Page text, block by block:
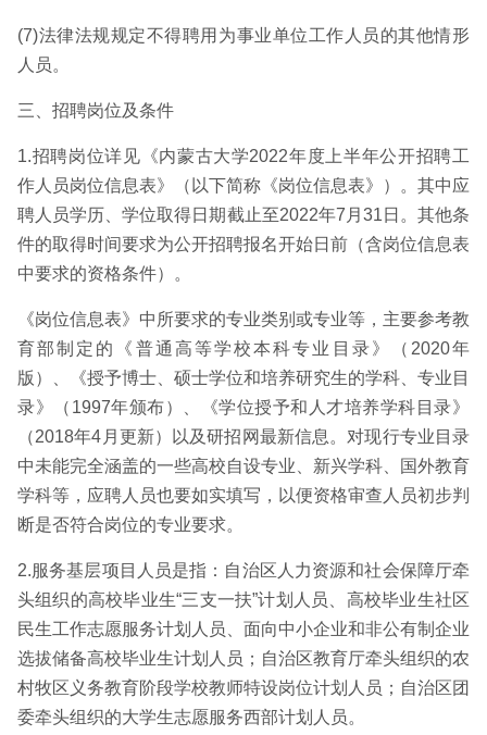
(7)法律法规规定不得聘用为事业单位工作人员的其他情形
人员。
三、招聘岗位及条件
1.招聘岗位详见《内蒙古大学2022年度上半年公开招聘工
作人员岗位信息表》（以下简称《岗位信息表》）。其中应
聘人员学历、学位取得日期截止至2022年7月31日。其他条
件的取得时间要求为公开招聘报名开始日前（含岗位信息表
中要求的资格条件）。
《岗位信息表》中所要求的专业类别或专业等，主要参考教
育部制定的《普通高等学校本科专业目录》（2020年
版）、《授予博士、硕士学位和培养研究生的学科、专业目
录》（1997年颁布）、《学位授予和人才培养学科目录》
（2018年4月更新）以及研招网最新信息。对现行专业目录
中未能完全涵盖的一些高校自设专业、新兴学科、国外教育
学科等，应聘人员也要如实填写，以便资格审查人员初步判
断是否符合岗位的专业要求。
2.服务基层项目人员是指：自治区人力资源和社会保障厅牵
头组织的高校毕业生“三支一扶”计划人员、高校毕业生社区
民生工作志愿服务计划人员、面向中小企业和非公有制企业
选拔储备高校毕业生计划人员；自治区教育厅牵头组织的农
村牧区义务教育阶段学校教师特设岗位计划人员；自治区团
委牵头组织的大学生志愿服务西部计划人员。